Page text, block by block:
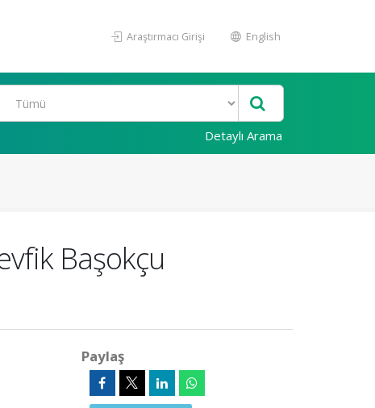
Araştırmacı Girişi English
Detaylı Arama
Başokçu
Paylaş